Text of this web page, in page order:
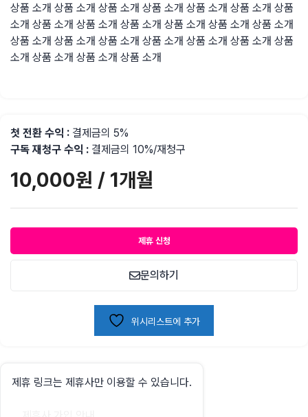
상품 소개 상품 소개 상품 소개 상품 소개 상품 소개 상품 소개 상품
소개 상품 소개 상품 소개 상품 소개 상품 소개 상품 소개 상품 소개
상품 소개 상품 소개 상품 소개 상품 소개 상품 소개 상품 소개 상품
소개 상품 소개 상품 소개 상품 소개
첫 전환 수익 : 결제금의 5%
구독 재청구 수익 : 결제금의 10%/재청구
10,000원 / 1개월
제휴 신청
문의하기
위시리스트에 추가
제휴 링크는 제휴사만 이용할 수 있습니다.